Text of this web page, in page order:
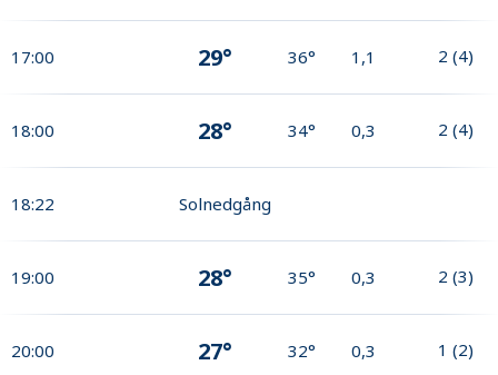
17:00 29° 36° 1,1 2 (4)
18:00 28° 34° 0,3 2 (4)
18:22 Solnedgång
19:00 28° 35° 0,3 2 (3)
20:00 27° 32° 0,3 1 (2)